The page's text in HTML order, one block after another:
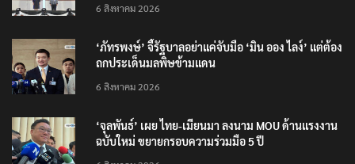
6 สิงหาคม 2026
‘ภัทรพงษ์’ จี้รัฐบาลอย่าแค่จับมือ ‘มิน ออง ไลง์’ แต่ต้อง
ถกประเด็นมลพิษข้ามแดน
6 สิงหาคม 2026
‘จุลพันธ์’ เผย ไทย-เมียนมา ลงนาม MOU ด้านแรงงาน
ฉบับใหม่ ขยายกรอบความร่วมมือ 5 ปี